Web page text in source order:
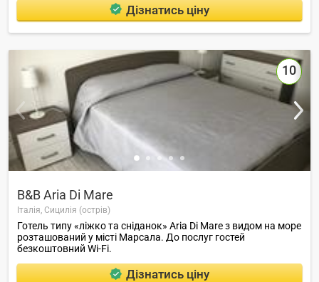
Дізнатись ціну
10
B&B Aria Di Mare
Італія, Сицилія (острів)
Готель типу «ліжко та сніданок» Aria Di Mare з видом на море
розташований у місті Марсала. До послуг гостей
безкоштовний Wi-Fi.
Дізнатись ціну